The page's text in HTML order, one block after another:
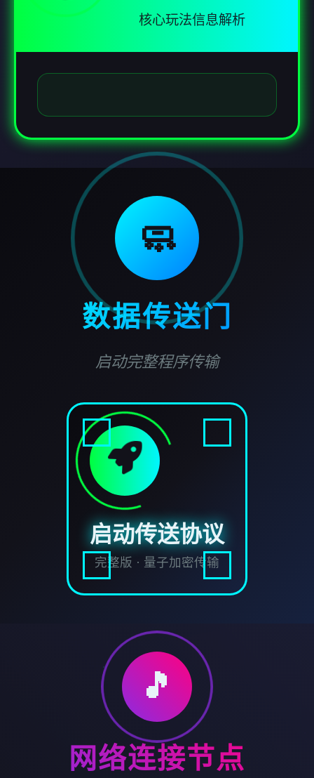
核心玩法信息解析
🧼
数据传送门
启动完整程序传输
启动传送协议
完整版 · 量子加密传输
🎵
网络连接节点